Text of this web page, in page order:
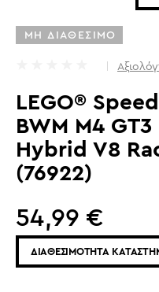
ΜΗ ΔΙΑΘΕΣΙΜΟ
LEGO®
BWM M4
Hybrid V8
(76922)
54,99 €
ΔΙΑΘΕΣΙΜΟΤΗΤΑ